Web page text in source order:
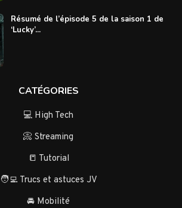
Résumé de l’épisode 5 de la saison 1 de
‘Lucky’...
CATÉGORIES
💻 High Tech
📀 Streaming
📒 Tutorial
🧑‍💻 Trucs et astuces JV
🚘 Mobilité